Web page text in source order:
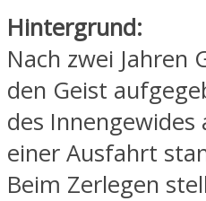
Hintergrund:
Nach zwei Jahren
den Geist
des Innengewides
einer Ausfahrt
Beim Zerlegen